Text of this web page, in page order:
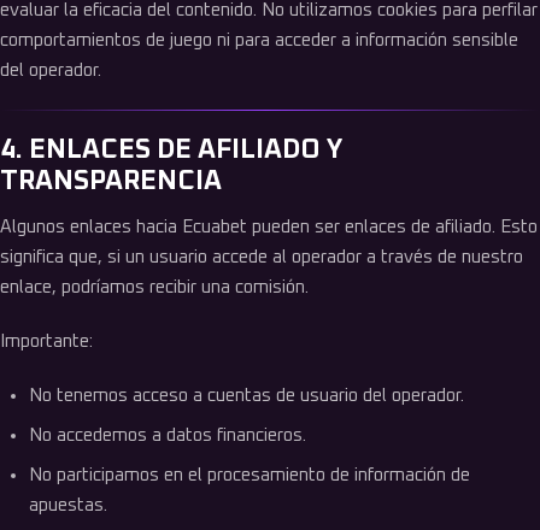
evaluar la eficacia del contenido. No utilizamos cookies para perfilar
comportamientos de juego ni para acceder a información sensible
del operador.
4. ENLACES DE AFILIADO Y
TRANSPARENCIA
Algunos enlaces hacia Ecuabet pueden ser enlaces de afiliado. Esto
significa que, si un usuario accede al operador a través de nuestro
enlace, podríamos recibir una comisión.
Importante:
No tenemos acceso a cuentas de usuario del operador.
No accedemos a datos financieros.
No participamos en el procesamiento de información de
apuestas.